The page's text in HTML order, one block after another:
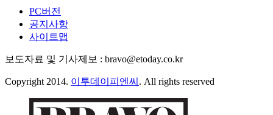
PC버전
공지사항
사이트맵
보도자료 및 기사제보 : bravo@etoday.co.kr
Copyright 2014. 이투데이피엔씨 . All rights reserved